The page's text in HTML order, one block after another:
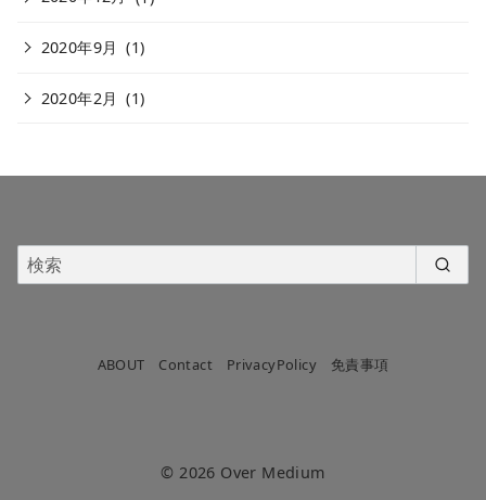
2020年9月 (1)
2020年2月 (1)
ABOUT Contact PrivacyPolicy 免責事項
© 2026 Over Medium